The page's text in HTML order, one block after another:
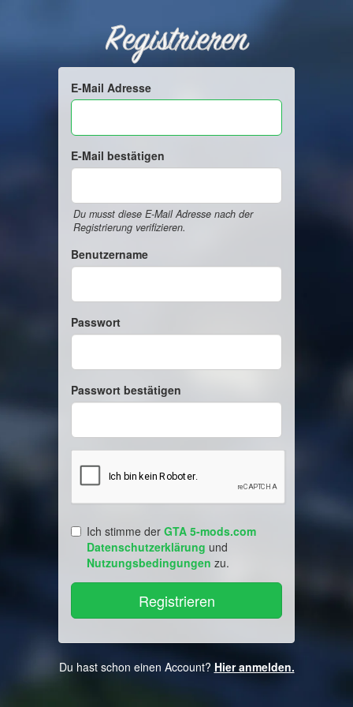
Registrieren
E-Mail Adresse
E-Mail bestätigen
Du musst diese E-Mail Adresse nach der
Registrierung verifizieren.
Benutzername
Passwort
Passwort bestätigen
Ich stimme der GTA 5-mods.com
Datenschutzerklärung und
Nutzungsbedingungen zu.
Du hast schon einen Account? Hier anmelden.